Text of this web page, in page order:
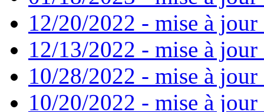
12/20/2022 - mise à jour
12/13/2022 - mise à
10/28/2022 - mise à jour
10/20/2022 - mise à jour